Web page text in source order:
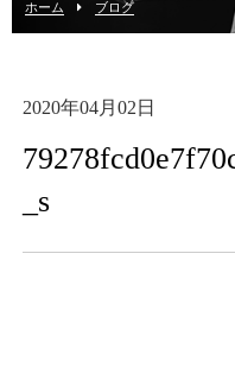
ホーム ブログ
2020年04月02日
_s